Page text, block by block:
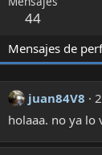
44
Mensajes de
juan84V8
holaaa. no ya lo